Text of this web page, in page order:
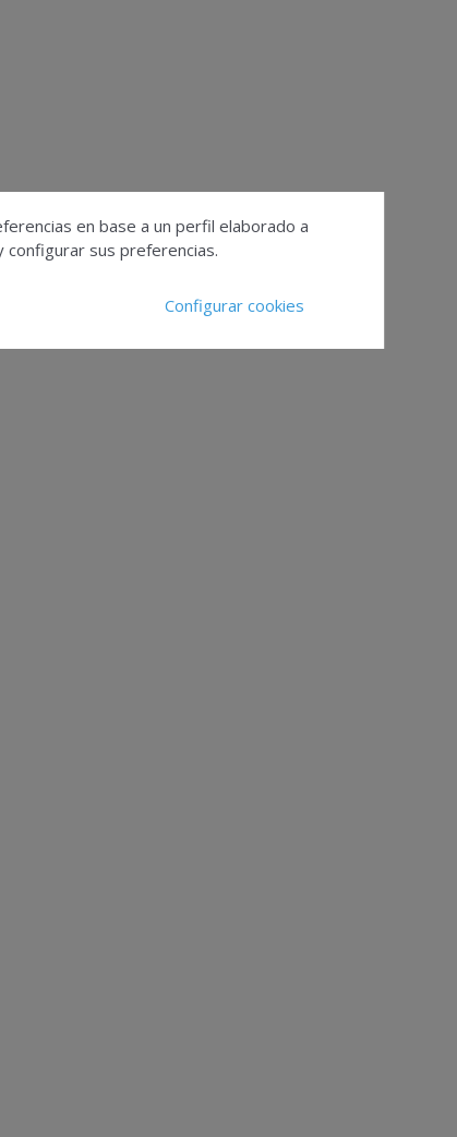
en base a un perfil elaborado a
sus preferencias.
Configurar cookies